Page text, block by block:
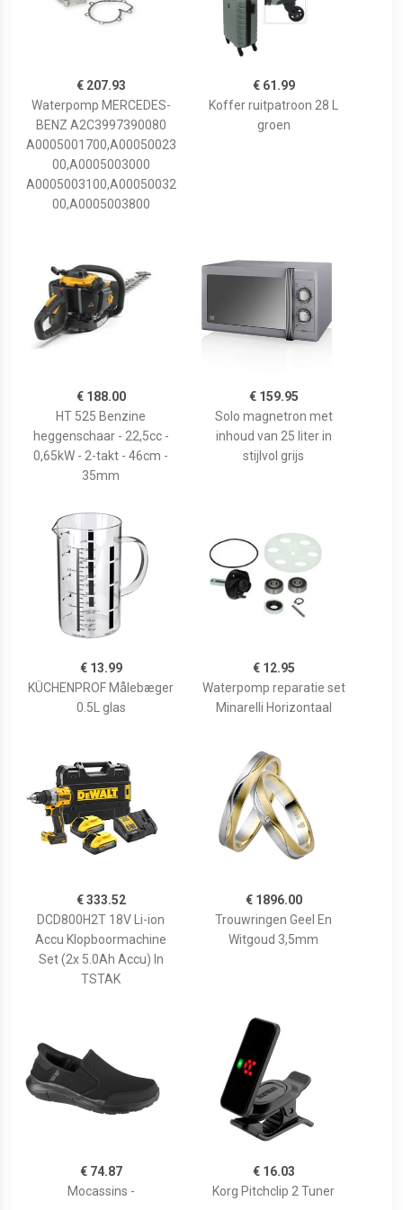
€ 207.93
Waterpomp MERCEDES-
BENZ A2C3997390080
A0005001700,A00050023
00,A0005003000
A0005003100,A00050032
00,A0005003800
€ 61.99
Koffer ruitpatroon 28 L
groen
€ 188.00
HT 525 Benzine
heggenschaar - 22,5cc -
0,65kW - 2-takt - 46cm -
35mm
€ 159.95
Solo magnetron met
inhoud van 25 liter in
stijlvol grijs
€ 13.99
KÜCHENPROF Målebæger
0.5L glas
€ 12.95
Waterpomp reparatie set
Minarelli Horizontaal
€ 333.52
DCD800H2T 18V Li-ion
Accu Klopboormachine
Set (2x 5.0Ah Accu) In
TSTAK
€ 1896.00
Trouwringen Geel En
Witgoud 3,5mm
€ 74.87
Mocassins -
€ 16.03
Korg Pitchclip 2 Tuner